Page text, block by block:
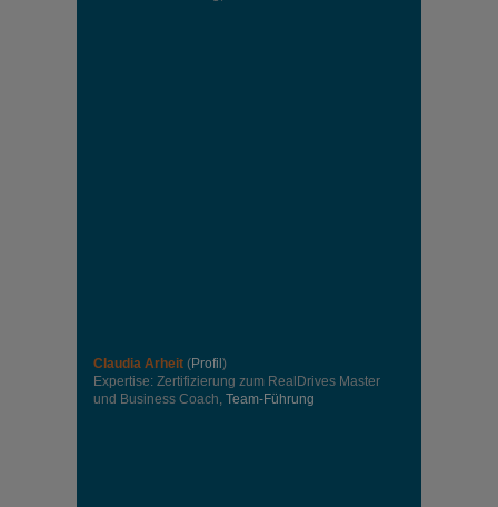
Claudia Arheit (Profil )
Expertise: Zertifizierung zum RealDrives Master
und Business Coach, Team-Führung